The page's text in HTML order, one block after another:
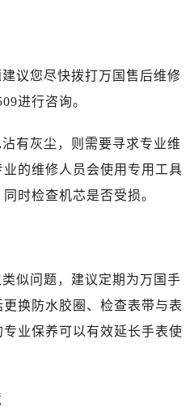
议您尽快拨打万国售后维修
进行咨询。
有灰尘，则需要寻求专业维
的维修人员会使用专用工具
时检查机芯是否受损。
似问题，建议定期为万国手
换防水胶圈、检查表带与表
业保养可以有效延长手表使